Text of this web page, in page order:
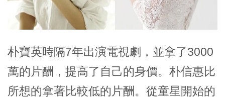
朴寶英時隔7年出演電視劇，並拿了3000
萬的片酬，提高了自己的身價。朴信惠比
所想的拿著比較低的片酬。從童星開始的